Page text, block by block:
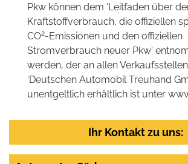
Pkw können dem 'Leitfaden über
Kraftstoffverbrauch, die offiziellen
CO2-Emissionen und den offiziellen
Stromverbrauch neuer Pkw'
werden, der an allen
'Deutschen Automobil Treuhand
unentgeltlich erhältlich ist unter
Ihr Kontakt zu uns: